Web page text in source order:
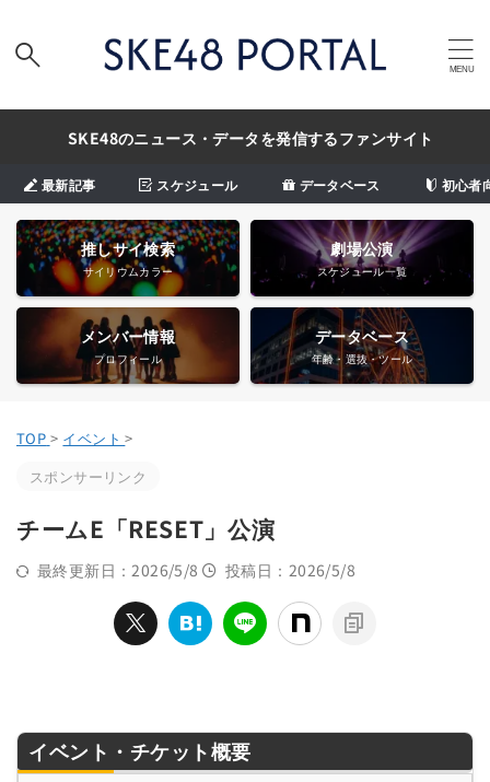
SKE48のニュース・データを発信するファンサイト
最新記事 スケジュール データベース 初心者
推しサイ検索
サイリウムカラー
劇場公演
スケジュール一覧
メンバー情報
プロフィール
データベース
年齢・選抜・ツール
TOP > イベント >
スポンサーリンク
チームE「RESET」公演
最終更新日：2026/5/8 投稿日：2026/5/8
イベント・チケット概要